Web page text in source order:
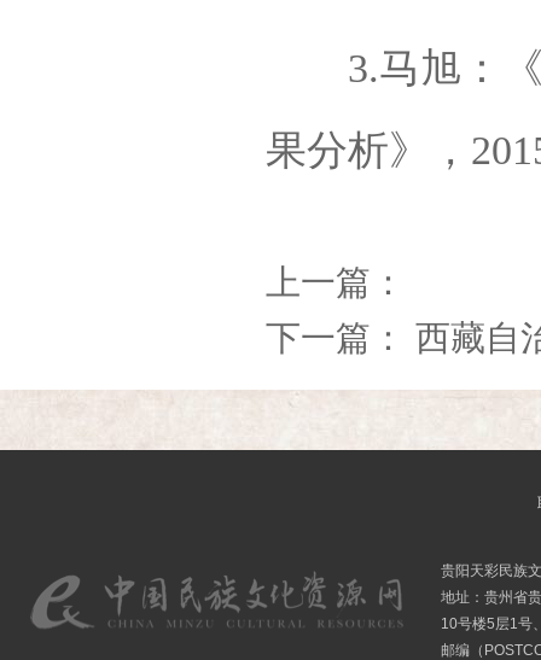
3.马旭：《
果分析》，
上一篇：
下一篇： 西藏自
贵阳天彩民族
地址：贵州省
10号楼5层1号
邮编（